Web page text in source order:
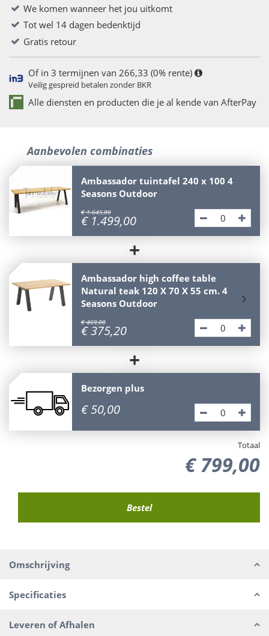
We komen wanneer het jou uitkomt
Tot wel 14 dagen bedenktijd
Gratis retour
Of in 3 termijnen van 266,33 (0% rente)
Veilig gespreid betalen zonder BKR
Alle diensten en producten die je al kende van AfterPay
Aanbevolen combinaties
Ambassador tuintafel 240 x 100 4
Seasons Outdoor
€ 1.645,00
€ 1.499,00
+
Ambassador high coffee table
Natural teak 120 X 70 X 55 cm. 4
Seasons Outdoor
€ 469,00
€ 375,20
+
Bezorgen plus
€ 50,00
Totaal
€ 799,00
Omschrijving
Specificaties
Leveren of Afhalen